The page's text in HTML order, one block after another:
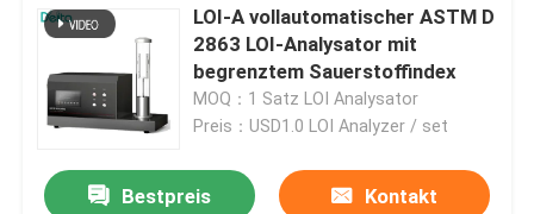
Zu Hause
LOI-A vollautomatischer ASTM D
2863 LOI-Analysator mit
begrenztem Sauerstoffindex
MOQ：1 Satz LOI Analysator
Preis：USD1.0 LOI Analyzer / set
Bestpreis Kontakt